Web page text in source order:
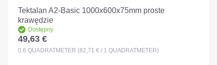
Tektalan A2-Basic 1000x600x75mm proste
krawędzie
Dostępny
Cena regularna:
49,63 €
0.6 QUADRATMETER (82,71 € / 1 QUADRATMETER)